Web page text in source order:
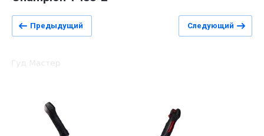
Предыдущий Следующий